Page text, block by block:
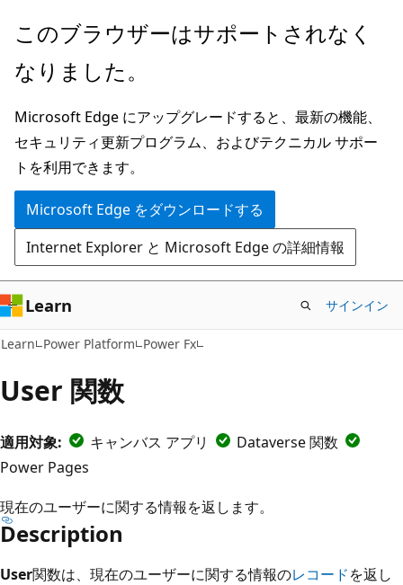
メ
ン
ン
テ
ン
ツ
に
ス
キ
ッ
プ
このブラウザーはサポートされなく
なりました。
Microsoft Edge にアップグレードすると、最新の機能、
セキュリティ更新プログラム、およびテクニカル サポー
トを利用できます。
Microsoft Edge をダウンロードする
Internet Explorer と Microsoft Edge の詳細情報
Learn サインイン
Learn Power Platform Power Fx
User 関数
適用対象: キャンバス アプリ
Dataverse 関数
Power Pages
現在のユーザーに関する情報を返します。
Description
User関数は、現在のユーザーに関する情報のレコードを返し